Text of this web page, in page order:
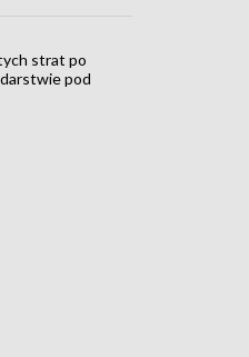
strat po
pod